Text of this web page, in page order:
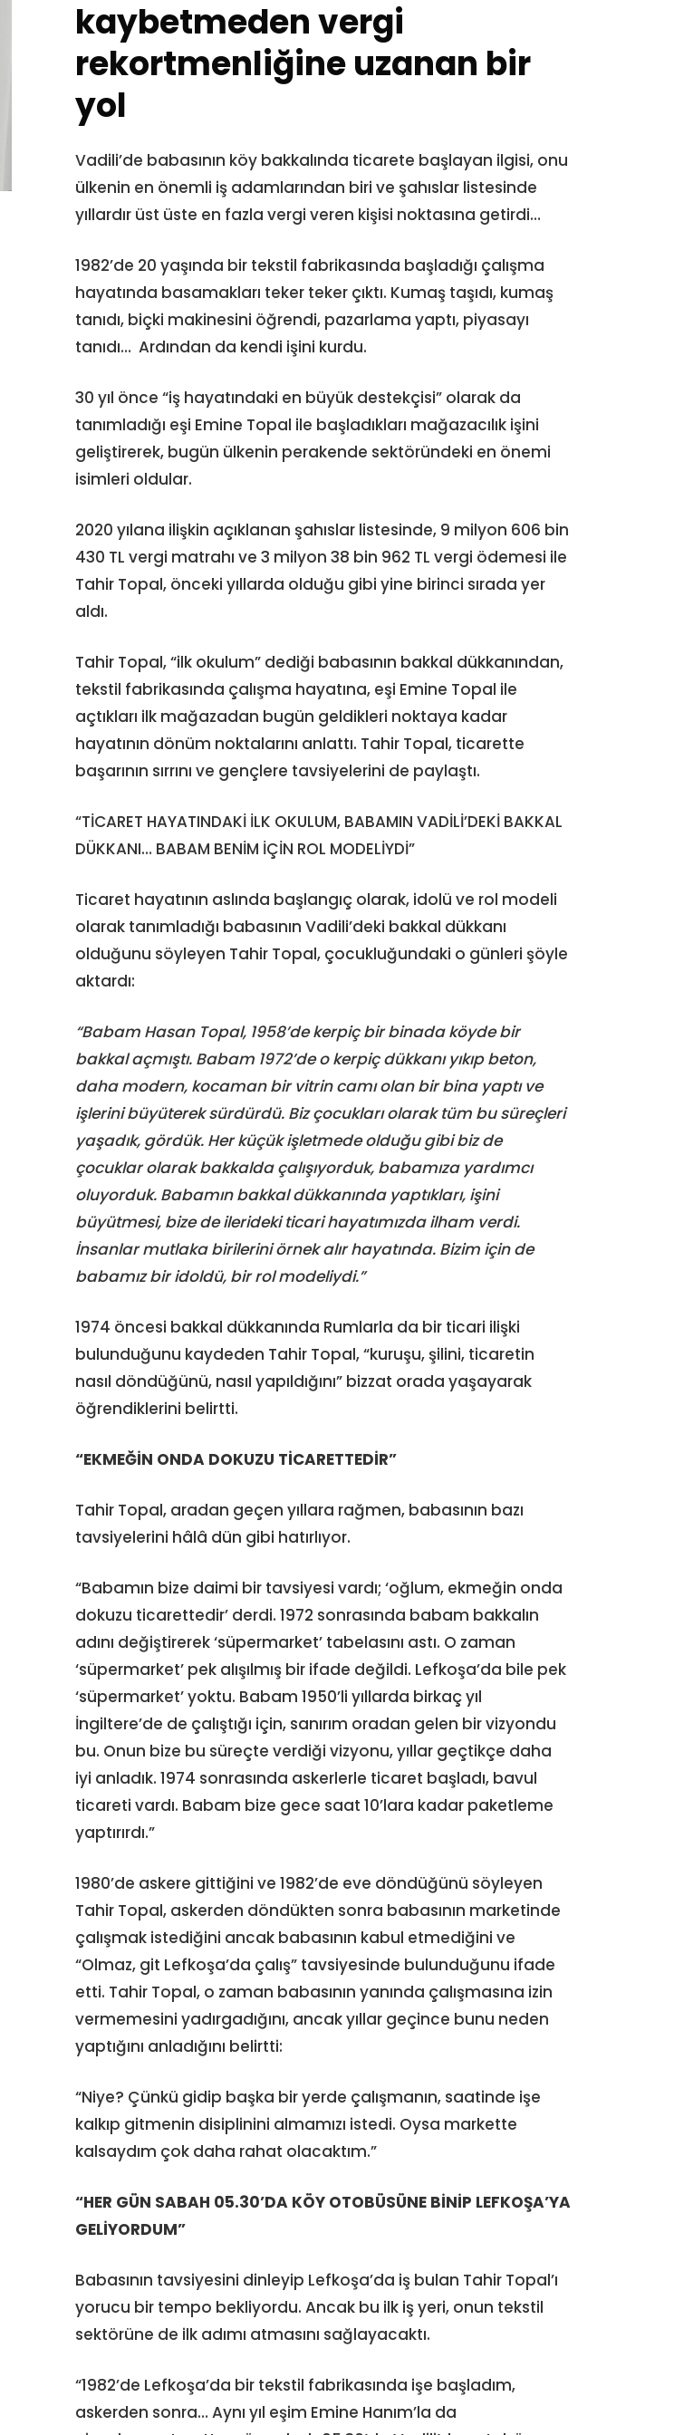
kaybetmeden vergi
rekortmenliğine uzanan bir
yol
Vadili’de babasının köy bakkalında ticarete başlayan ilgisi, onu
ülkenin en önemli iş adamlarından biri ve şahıslar listesinde
yıllardır üst üste en fazla vergi veren kişisi noktasına getirdi…
1982’de 20 yaşında bir tekstil fabrikasında başladığı çalışma
hayatında basamakları teker teker çıktı. Kumaş taşıdı, kumaş
tanıdı, biçki makinesini öğrendi, pazarlama yaptı, piyasayı
tanıdı… Ardından da kendi işini kurdu.
30 yıl önce “iş hayatındaki en büyük destekçisi” olarak da
tanımladığı eşi Emine Topal ile başladıkları mağazacılık işini
geliştirerek, bugün ülkenin perakende sektöründeki en önemi
isimleri oldular.
2020 yılana ilişkin açıklanan şahıslar listesinde, 9 milyon 606 bin
430 TL vergi matrahı ve 3 milyon 38 bin 962 TL vergi ödemesi ile
Tahir Topal, önceki yıllarda olduğu gibi yine birinci sırada yer
aldı.
Tahir Topal, “ilk okulum” dediği babasının bakkal dükkanından,
tekstil fabrikasında çalışma hayatına, eşi Emine Topal ile
açtıkları ilk mağazadan bugün geldikleri noktaya kadar
hayatının dönüm noktalarını anlattı. Tahir Topal, ticarette
başarının sırrını ve gençlere tavsiyelerini de paylaştı.
“TİCARET HAYATINDAKİ İLK OKULUM, BABAMIN VADİLİ’DEKİ BAKKAL
DÜKKANI… BABAM BENİM İÇİN ROL MODELİYDİ”
Ticaret hayatının aslında başlangıç olarak, idolü ve rol modeli
olarak tanımladığı babasının Vadili’deki bakkal dükkanı
olduğunu söyleyen Tahir Topal, çocukluğundaki o günleri şöyle
aktardı:
“Babam Hasan Topal, 1958’de kerpiç bir binada köyde bir
bakkal açmıştı. Babam 1972’de o kerpiç dükkanı yıkıp beton,
daha modern, kocaman bir vitrin camı olan bir bina yaptı ve
işlerini büyüterek sürdürdü. Biz çocukları olarak tüm bu süreçleri
yaşadık, gördük. Her küçük işletmede olduğu gibi biz de
çocuklar olarak bakkalda çalışıyorduk, babamıza yardımcı
oluyorduk. Babamın bakkal dükkanında yaptıkları, işini
büyütmesi, bize de ilerideki ticari hayatımızda ilham verdi.
İnsanlar mutlaka birilerini örnek alır hayatında. Bizim için de
babamız bir idoldü, bir rol modeliydi.”
1974 öncesi bakkal dükkanında Rumlarla da bir ticari ilişki
bulunduğunu kaydeden Tahir Topal, “kuruşu, şilini, ticaretin
nasıl döndüğünü, nasıl yapıldığını” bizzat orada yaşayarak
öğrendiklerini belirtti.
“EKMEĞİN ONDA DOKUZU TİCARETTEDİR”
Tahir Topal, aradan geçen yıllara rağmen, babasının bazı
tavsiyelerini hâlâ dün gibi hatırlıyor.
“Babamın bize daimi bir tavsiyesi vardı; ‘oğlum, ekmeğin onda
dokuzu ticarettedir’ derdi. 1972 sonrasında babam bakkalın
adını değiştirerek ‘süpermarket’ tabelasını astı. O zaman
‘süpermarket’ pek alışılmış bir ifade değildi. Lefkoşa’da bile pek
‘süpermarket’ yoktu. Babam 1950’li yıllarda birkaç yıl
İngiltere’de de çalıştığı için, sanırım oradan gelen bir vizyondu
bu. Onun bize bu süreçte verdiği vizyonu, yıllar geçtikçe daha
iyi anladık. 1974 sonrasında askerlerle ticaret başladı, bavul
ticareti vardı. Babam bize gece saat 10’lara kadar paketleme
yaptırırdı.”
1980’de askere gittiğini ve 1982’de eve döndüğünü söyleyen
Tahir Topal, askerden döndükten sonra babasının marketinde
çalışmak istediğini ancak babasının kabul etmediğini ve
“Olmaz, git Lefkoşa’da çalış” tavsiyesinde bulunduğunu ifade
etti. Tahir Topal, o zaman babasının yanında çalışmasına izin
vermemesini yadırgadığını, ancak yıllar geçince bunu neden
yaptığını anladığını belirtti:
“Niye? Çünkü gidip başka bir yerde çalışmanın, saatinde işe
kalkıp gitmenin disiplinini almamızı istedi. Oysa markette
kalsaydım çok daha rahat olacaktım.”
“HER GÜN SABAH 05.30’DA KÖY OTOBÜSÜNE BİNİP LEFKOŞA’YA
GELİYORDUM”
Babasının tavsiyesini dinleyip Lefkoşa’da iş bulan Tahir Topal’ı
yorucu bir tempo bekliyordu. Ancak bu ilk iş yeri, onun tekstil
sektörüne de ilk adımı atmasını sağlayacaktı.
“1982’de Lefkoşa’da bir tekstil fabrikasında işe başladım,
askerden sonra… Aynı yıl eşim Emine Hanım’la da